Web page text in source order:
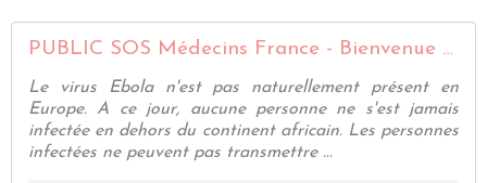
PUBLIC SOS Médecins France - Bienvenue sur SOS médecins France
Le virus Ebola n'est pas naturellement présent en
Europe. A ce jour, aucune personne ne s'est jamais
infectée en dehors du continent africain. Les personnes
infectées ne peuvent pas transmettre ...